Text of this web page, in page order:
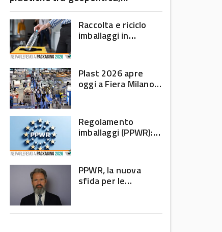
domanda debole e corsa
all’efficienza Raccolta e riciclo
imballaggi in
e PPWR
Plast 2026 apre
oggi a Fiera Milano
plastiche
Regolamento
imballaggi (PPWR):
PPWR, la nuova
sfida per le
produce imballaggi